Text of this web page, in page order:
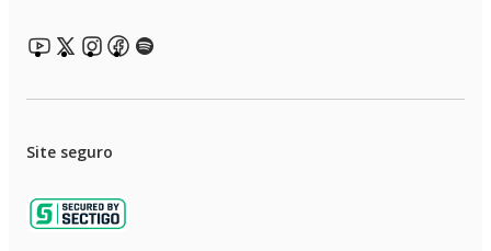
Site seguro